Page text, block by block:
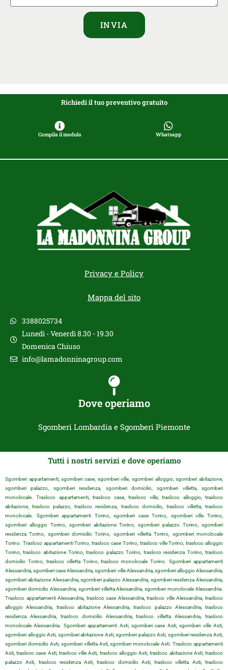
INVIA
Richiedi il tuo preventivo gratuito
Compila il modulo Whatsapp
Privacy e Policy
Mappa del sito
3388025734
Lunedì - Venerdì 8.30 - 19.30
Domenica Chiuso
info@lamadonninagroup.com
Dove operiamo
Sgomberi Lombardia e Sgomberi Piemonte
Tutti i nostri servizi e dove operiamo
Sgomberi appartamenti, sgomberi case, sgomberi ville, sgomberi alloggio, sgomberi abitazione,
sgomberi palazzo, sgomberi residenza, sgomberi domicilio, sgomberi villetta, sgomberi
monolocale. Trasloco appartamenti, trasloco case, trasloco ville, trasloco alloggio, trasloco
abitazione, trasloco palazzo, trasloco residenza, trasloco domicilio, trasloco villetta, trasloco
monolocale. Sgomberi appartamenti Torino, sgomberi case Torino, sgomberi ville Torino,
sgomberi alloggio Torino, sgomberi abitazione Torino, sgomberi palazzo Torino, sgomberi
residenza Torino, sgomberi domicilio Torino, sgomberi villetta Torino, sgomberi monolocale
Torino. Trasloco appartamenti Torino, trasloco case Torino, trasloco ville Torino, trasloco alloggio
Torino, trasloco abitazione Torino, trasloco palazzo Torino, trasloco residenza Torino, trasloco
domicilio Torino, trasloco villetta Torino, trasloco monolocale Torino. Sgomberi appartamenti
Alessandria, sgomberi case Alessandria, sgomberi ville Alessandria, sgomberi alloggio Alessandria,
sgomberi abitazione Alessandria, sgomberi palazzo Alessandria, sgomberi residenza Alessandria,
sgomberi domicilio Alessandria, sgomberi villetta Alessandria, sgomberi monolocale Alessandria.
Trasloco appartamenti Alessandria, trasloco case Alessandria, trasloco ville Alessandria, trasloco
alloggio Alessandria, trasloco abitazione Alessandria, trasloco palazzo Alessandria, trasloco
residenza Alessandria, trasloco domicilio Alessandria, trasloco villetta Alessandria, trasloco
monolocale Alessandria. Sgomberi appartamenti Asti, sgomberi case Asti, sgomberi ville Asti,
sgomberi alloggio Asti, sgomberi abitazione Asti, sgomberi palazzo Asti, sgomberi residenza Asti,
sgomberi domicilio Asti, sgomberi villetta Asti, sgomberi monolocale Asti. Trasloco appartamenti
Asti, trasloco case Asti, trasloco ville Asti, trasloco alloggio Asti, trasloco abitazione Asti, trasloco
palazzo Asti, trasloco residenza Asti, trasloco domicilio Asti, trasloco villetta Asti, trasloco